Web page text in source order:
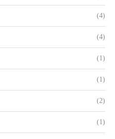
(4)
(4)
(1)
(1)
(2)
(1)